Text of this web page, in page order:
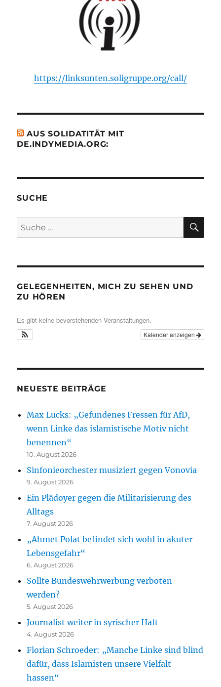
https://linksunten.soligruppe.org/call/
AUS SOLIDATITÄT MIT
DE.INDYMEDIA.ORG:
SUCHE
Suche
nach:
GELEGENHEITEN, MICH ZU SEHEN UND
ZU HÖREN
Es gibt keine bevorstehenden Veranstaltungen.
Kalender anzeigen
NEUESTE BEITRÄGE
Max Lucks: „Gefundenes Fressen für AfD,
wenn Linke das islamistische Motiv nicht
benennen“
10. August 2026
Sinfonieorchester musiziert gegen Vonovia
9. August 2026
Ein Plädoyer gegen die Militarisierung des
Alltags
7. August 2026
„Ahmet Polat befindet sich wohl in akuter
Lebensgefahr“
6. August 2026
Sollte Bundeswehrwerbung verboten
werden?
5. August 2026
Journalist weiter in syrischer Haft
4. August 2026
Florian Schroeder: „Manche Linke sind blind
dafür, dass Islamisten unsere Vielfalt
hassen“